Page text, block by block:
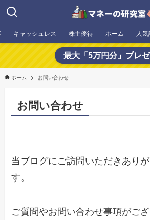
キャッシュレス 株主優待 ホーム 人
最大「5万円分」プレゼ
ホーム お問い合わせ
お問い合わせ
当ブログにご訪問いただきあり
す。
ご質問やお問い合わせ事項がご